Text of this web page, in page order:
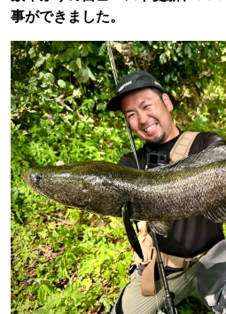
事ができました。